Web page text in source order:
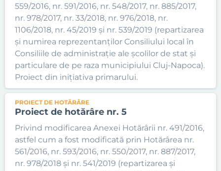
559/2016, nr. 591/2016, nr. 548/2017, nr. 885/2017,
nr. 978/2017, nr. 33/2018, nr. 976/2018, nr.
1106/2018, nr. 45/2019 și nr. 539/2019 (repartizarea
și numirea reprezentanților Consiliului local în
Consiliile de administrație ale școlilor de stat și
particulare de pe raza municipiului Cluj-Napoca).
Proiect din inițiativa primarului.
PROIECT DE HOTĂRÂRE
Proiect de hotărâre nr. 5
Privind modificarea Anexei Hotărârii nr. 491/2016,
astfel cum a fost modificată prin Hotărârea nr.
561/2016, nr. 593/2016, nr. 550/2017, nr. 887/2017,
nr. 978/2018 și nr. 541/2019 (repartizarea și